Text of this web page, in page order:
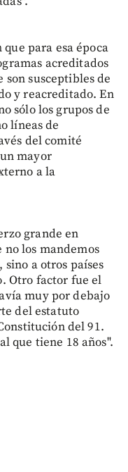
para esa época
acreditados
son susceptibles de
y reacreditado. En
sólo los grupos de
líneas de
del comité
mayor
a la
grande en
los mandemos
a otros países
Otro factor fue el
muy por debajo
del estatuto
del 91.
que tiene 18 años".